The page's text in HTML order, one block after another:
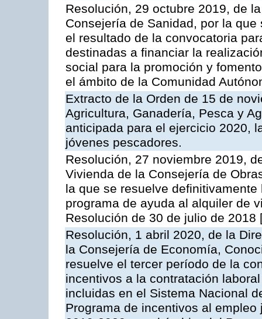
Resolución, 29 octubre 2019, de
Consejería de Sanidad, por la
el resultado de la convocatoria
destinadas a financiar la
social para la promoción y
el ámbito de la Comunidad
Extracto de la Orden de 15 de
Agricultura, Ganadería, Pesca y
anticipada para el ejercicio 2020,
jóvenes pescadores.
Resolución, 27 noviembre 2019,
Vivienda de la Consejería de
la que se resuelve
programa de ayuda al alquiler de
Resolución de 30 de julio de 2018
Resolución, 1 abril 2020, de la
la Consejería de Economía,
resuelve el tercer período de la
incentivos a la contratación
incluidas en el Sistema Nacional
Programa de incentivos al